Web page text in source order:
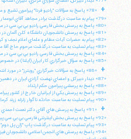
+
«78» پاسخ به سؤالات "راديو فردا" پيرامون تشيع و مرجعيت ديني
«79» پيام به مناسبت درگذشت برادر مجاهد آقاي ابوعمار ياسر عرفات
«80» پاسخ به پرسش بخش فارسي راديو بي بي سي در مورد حجاب بانوان و اشتغالآنها
«81» پاسخ به پرسش دانشجويان دانشگاه كلن آلمان در مورد برگزاريرفراندوم
«82» پيام به حضرات آيات عظام و علماي اعلام نجف و كربلا
«83» پيام تسليت به مناسبت درگذشت مرحوم حاج آقا مجتبي آيت
«84» پاسخ به پرسش بخش فارسي راديو بي بي سي در مورد برگزاري رفراندوم ونظارت نهادهاي بين المللي
«85» پاسخ به سؤال خبرگزاري كار ايران (ايلنا) در خصوص تعيين سقف مهريهزنان
+
«86» پاسخ به سؤالات خبرگزاري "رويترز" در مورد انتخابات آينده عراق
«87» ديدار دبيركل و اعضاي نهضت آزادي ايران در دهمين سالگرد بزرگداشتمرحوم مهندس مهدي بازرگان
«88» پاسخ به پرسشي پيرامون حكم ارتداد
«89» پاسخ به پرسش يكي از ايرانيان خارج از كشور پيرامون تفكيك رهبري دينياز رهبري سياسي
«90» پيام تسليت به مناسبت حادثه ناگوار زلزله زرند كرمان
+
«91» پاسخ به پرسش هاي آقاي دكتر نعمت احمدي
«92» پاسخ به پرسش بخش اينترنتي فارسي بي بي سي پيرامون مصاديق "قتلنفس"
«93» پيام تسليت به مناسبت درگذشت پاپ "ژان پل دوم" رهبر مسيحيانكاتوليك
«94» پاسخ به پرسش هاي انجمن اسلامي دانشجويان